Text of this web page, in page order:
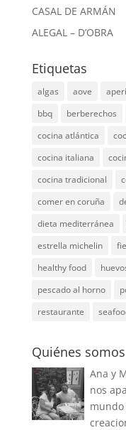
CASAL DE ARMÁN
ALEGAL – D’OBRA
Etiquetas
algas aove
bbq
berberechos
cocina atlántica
cocina italiana
cocina tradicional
comer en coruña
dieta mediterránea
estrella michelin
healthy food
pescado al horno
restaurante
Quiénes somos
Ana y
nos
mundo